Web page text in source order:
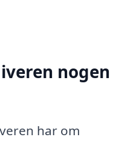
nogen
har om